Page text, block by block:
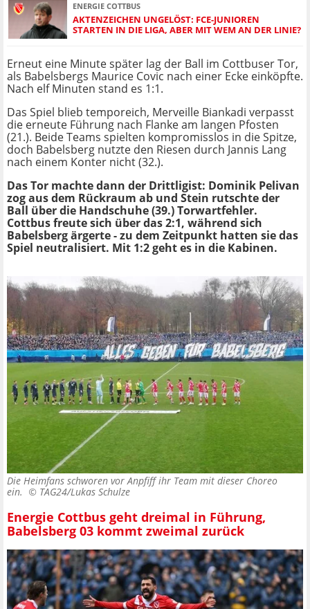
ENERGIE COTTBUS
AKTENZEICHEN UNGELÖST: FCE-JUNIOREN
STARTEN IN DIE LIGA, ABER MIT WEM AN DER LINIE?
Erneut eine Minute später lag der Ball im Cottbuser Tor,
als Babelsbergs Maurice Covic nach einer Ecke einköpfte.
Nach elf Minuten stand es 1:1.
Das Spiel blieb temporeich, Merveille Biankadi verpasst
die erneute Führung nach Flanke am langen Pfosten
(21.). Beide Teams spielten kompromisslos in die Spitze,
doch Babelsberg nutzte den Riesen durch Jannis Lang
nach einem Konter nicht (32.).
Das Tor machte dann der Drittligist: Dominik Pelivan
zog aus dem Rückraum ab und Stein rutschte der
Ball über die Handschuhe (39.) Torwartfehler.
Cottbus freute sich über das 2:1, während sich
Babelsberg ärgerte - zu dem Zeitpunkt hatten sie das
Spiel neutralisiert. Mit 1:2 geht es in die Kabinen.
Die Heimfans schworen vor Anpfiff ihr Team mit dieser Choreo
ein. © TAG24/Lukas Schulze
Energie Cottbus geht dreimal in Führung,
Babelsberg 03 kommt zweimal zurück